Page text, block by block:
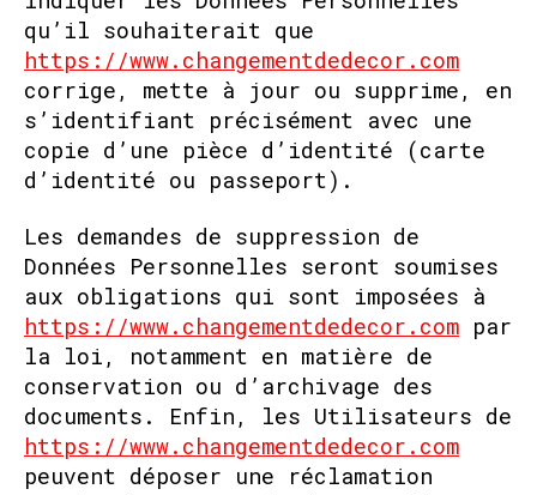
qu’il souhaiterait que
https://www.changementdedecor.com
corrige, mette à jour ou supprime, en
s’identifiant précisément avec une
copie d’une pièce d’identité (carte
d’identité ou passeport).
Les demandes de suppression de
Données Personnelles seront soumises
aux obligations qui sont imposées à
https://www.changementdedecor.com par
la loi, notamment en matière de
conservation ou d’archivage des
documents. Enfin, les Utilisateurs de
https://www.changementdedecor.com
peuvent déposer une réclamation